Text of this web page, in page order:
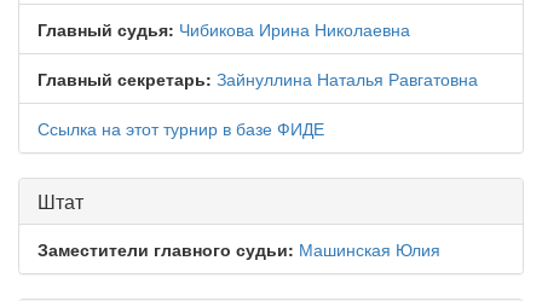
Главный судья: Чибикова Ирина Николаевна
Главный секретарь: Зайнуллина Наталья Равгатовна
Ссылка на этот турнир в базе ФИДЕ
Штат
Заместители главного судьи: Машинская Юлия